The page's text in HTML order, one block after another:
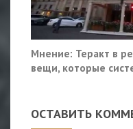
Мнение: Теракт в
вещи, которые
ОСТАВИТЬ